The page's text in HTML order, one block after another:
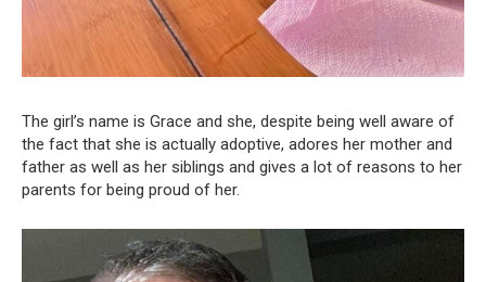
The girl’s name is Grace and she, despite being well aware of
the fact that she is actually adoptive, adores her mother and
father as well as her siblings and gives a lot of reasons to her
parents for being proud of her.